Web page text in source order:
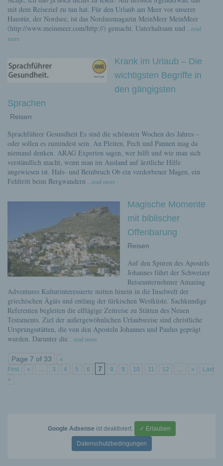
mit dem Reiseziel zu tun hat. Für den Urlaub am Meer vor unserer
Haustür, der Nordsee, ist das Nordseemagazin MeinMeer MeinMeer
(http://www.meinmeer.com/http://) gemacht. Unterhaltsam und ...read
more
Krank im Urlaub – Die
wichtigsten Begriffe in
den gängigsten
Sprachen
Reisen
Sprachführer Gesundheit Es sind die schönsten Wochen des Jahres –
oder sollen es zumindest sein. An Pleiten, Pech und Pannen mag da
niemand denken. ARAG Experten sagen, wer hilft und wie man sich
verständlich macht, wenn man im Ausland auf ärztliche Hilfe
angewiesen ist. Hals- und Beinbruch Ob ein verdorbener Magen, ein
Fehltritt beim Bergwandern ...read more
Magische Momente
mit biblischer
Offenbarung
Reisen
Auf den Spuren des Apostels
Johannes führt der Schweizer
Reiseunternehmer Amazing
Adventures Kulturinteressierte mitten hinein in die Inselwelt der
griechischen Ägäis und entlang der türkischen Westküste. Sachkundige
Referenten begleiten die elftägige Zeitreise zu Stätten des Neuen
Testaments. Ziel der außergewöhnlichen Urlaubsreise sind christliche
Ursprungsstätten, die von den Aposteln Johannes und Paulus geprägt
wurden. Darunter die ...read more
Page 7 of 33
«
First
« 3 4 5 6 7 8 9 10 11 12 »
Last
»
Google Adsense ist deaktiviert. ✓ Erlauben
Datenschutzbedingungen